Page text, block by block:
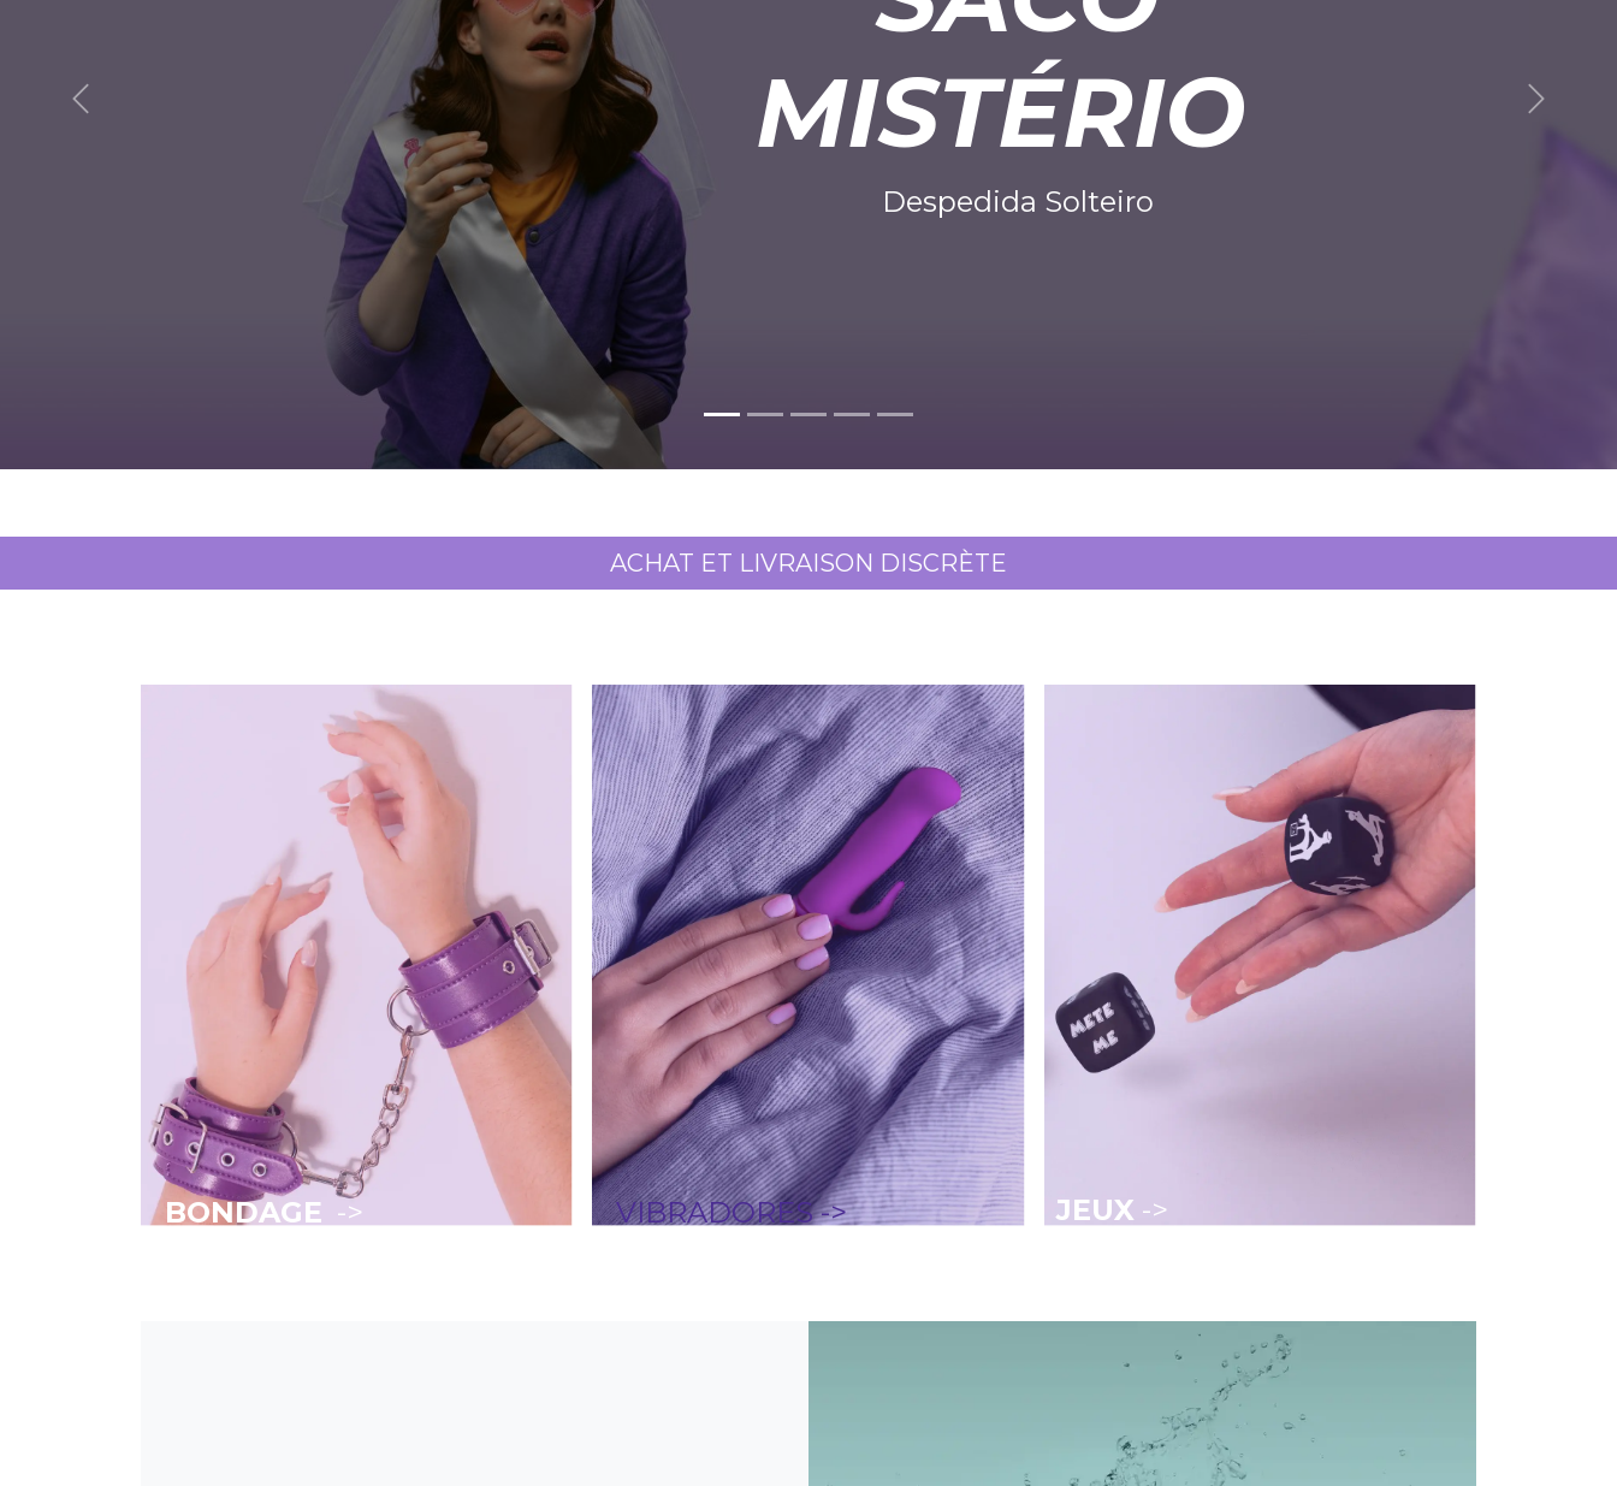
MISTÉRIO
Despedida Solteiro
Previous Next
ACHAT ET LIVRAISON DISCRÈTE
BONDAGE -> VIBRADORES -> JEUX ->